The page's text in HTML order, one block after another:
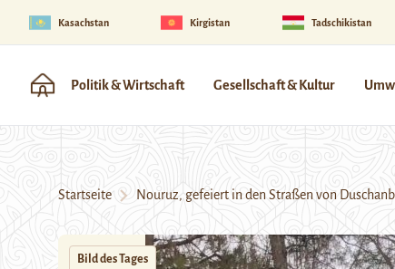
Kasachstan Kirgistan Tadschikistan
Politik & Wirtschaft Gesellschaft & Kultur
Startseite Nouruz, gefeiert in den Straßen von
Bild des Tages